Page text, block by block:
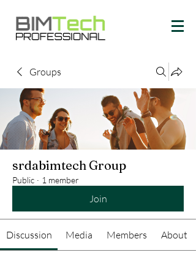
Groups
srdabimtech Group
Public · 1 member
Join
Discussion Media Members About